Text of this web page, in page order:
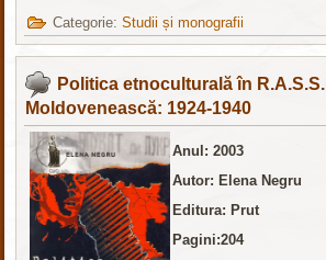
Categorie:Studii și monografii
Politica etnoculturală în R.A.S.S.
Moldovenească: 1924-1940
Anul: 2003
Autor: Elena Negru
Editura: Prut
Pagini:204